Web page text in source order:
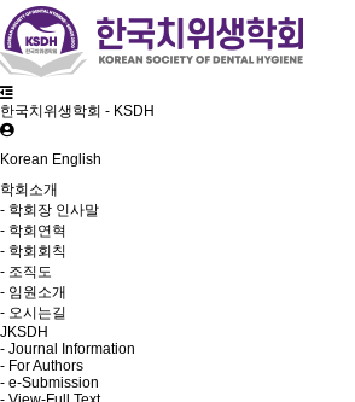
한국치위생학회 - KSDH
Korean English
학회소개
- 학회장 인사말
- 학회연혁
- 학회회칙
- 조직도
- 임원소개
- 오시는길
JKSDH
- Journal Information
- For Authors
- e-Submission